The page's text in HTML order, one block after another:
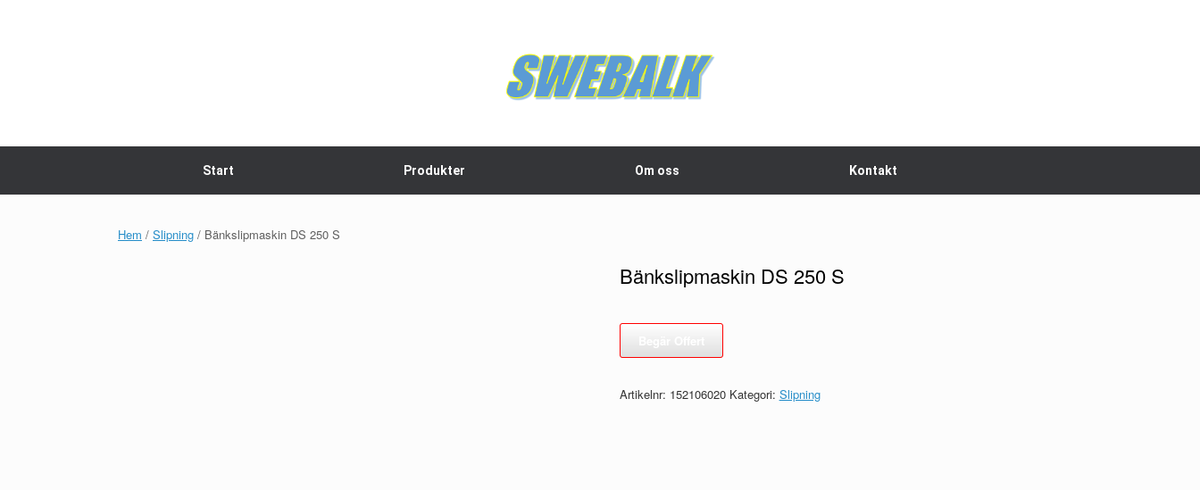
Start Produkter Om oss Kontakt
Hem / Slipning / Bänkslipmaskin DS 250 S
Bänkslipmaskin DS 250 S
Artikelnr: 152106020 Kategori: Slipning